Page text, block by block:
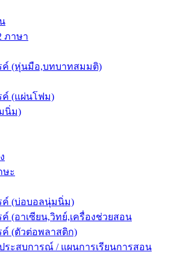
ภาษา
(หุ่นมือ,บทบาทสมมติ)
(แผ่นโฟม)
นิ่ม)
ษะ
(บ่อบอลนุ่มนิ่ม)
(อาเซียน,วิทย์,เครื่องช่วยสอน
(ตัวต่อพลาสติก)
ะสบการณ์ / แผนการเรียนการสอน